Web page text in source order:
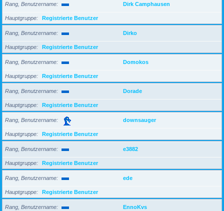
Rang, Benutzername Dirk Camphausen
Hauptgruppe Registrierte Benutzer
Rang, Benutzername Dirko
Hauptgruppe Registrierte Benutzer
Rang, Benutzername Domokos
Hauptgruppe Registrierte Benutzer
Rang, Benutzername Dorade
Hauptgruppe Registrierte Benutzer
Rang, Benutzername downsauger
Hauptgruppe Registrierte Benutzer
Rang, Benutzername e3882
Hauptgruppe Registrierte Benutzer
Rang, Benutzername ede
Hauptgruppe Registrierte Benutzer
Rang, Benutzername EnnoKvs